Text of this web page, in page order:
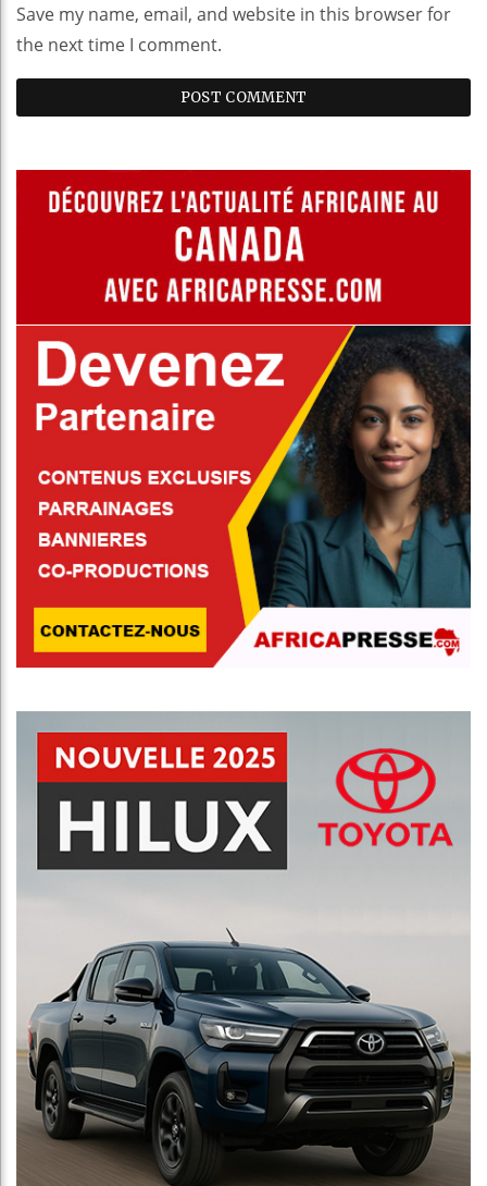
Save my name, email, and website in this browser for
the next time I comment.